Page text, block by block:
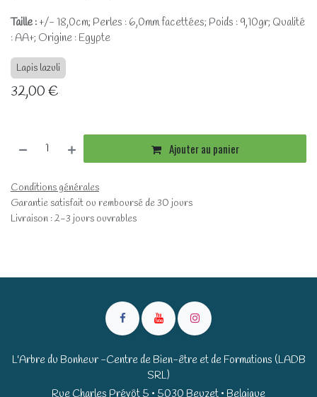
Taille : +/- 18,0cm; Perles : 6,0mm facettées; Poids : 9,10gr; Qualité
: AA+; Origine : Egypte
Lapis lazuli
32,00€
Ajouter au panier
Conditions générales
Garantie satisfait ou remboursé de 30 jours
Livraison : 2-3 jours ouvrables
L'Arbre du Bonheur -Centre de Bien-être et de Formations (LADB
SRL)